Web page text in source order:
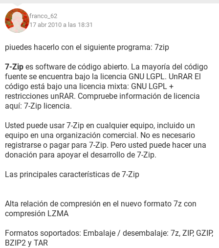
franco_62
17 abr 2010 a las 18:31
piuedes hacerlo con el siguiente programa: 7zip
7-Zip es software de código abierto. La mayoría del código
fuente se encuentra bajo la licencia GNU LGPL. UnRAR El
código está bajo una licencia mixta: GNU LGPL +
restricciones unRAR. Compruebe información de licencia
aquí: 7-Zip licencia.
Usted puede usar 7-Zip en cualquier equipo, incluido un
equipo en una organización comercial. No es necesario
registrarse o pagar para 7-Zip. Pero usted puede hacer una
donación para apoyar el desarrollo de 7-Zip.
Las principales características de 7-Zip
Alta relación de compresión en el nuevo formato 7z con
compresión LZMA
Formatos soportados: Embalaje / desembalaje: 7z, ZIP, GZIP,
BZIP2 y TAR